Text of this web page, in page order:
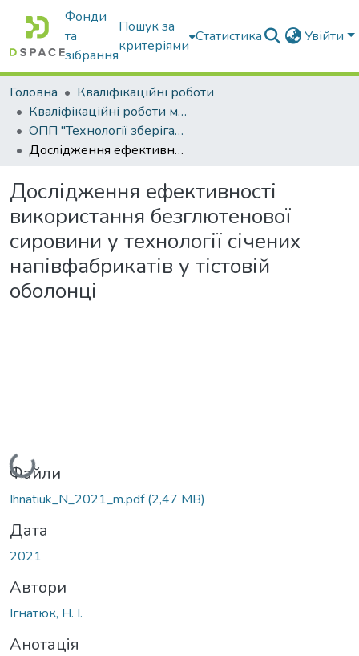
Фонди
та
зібрання
Пошук за
критеріями
Статистика Увійти
Головна
Кваліфікаційні роботи
Кваліфікаційні роботи магістрів
ОПП "Технології зберігання, консервування та переробки м’яса"
Дослідження ефективності використання безглютенової сировини у технології січених напівфабрикатів у тістовій оболонці
Дослідження ефективності
використання безглютенової
сировини у технології січених
напівфабрикатів у тістовій
оболонці
Вантажиться...
Файли
Ihnatiuk_N_2021_m.pdf(2,47 MB)
Дата
2021
Автори
Ігнатюк, Н. І.
Анотація